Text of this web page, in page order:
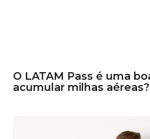
O LATAM Pass é uma
acumular milhas aéreas?